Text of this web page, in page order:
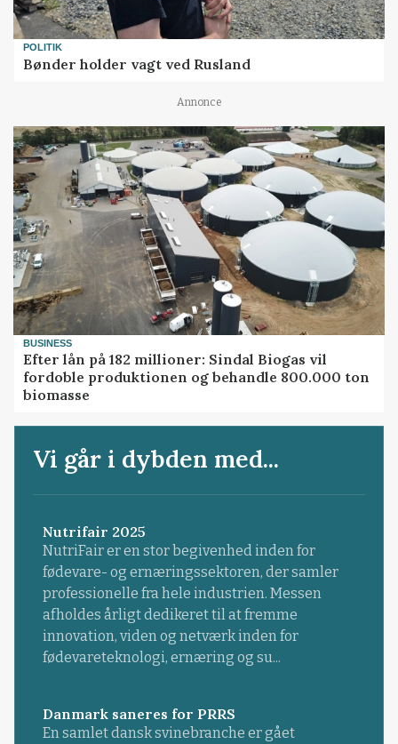
POLITIK
Bønder holder vagt ved Rusland
Annonce
BUSINESS
Efter lån på 182 millioner: Sindal Biogas vil
fordoble produktionen og behandle 800.000 ton
biomasse
Vi går i dybden med...
Nutrifair 2025
NutriFair er en stor begivenhed inden for
fødevare- og ernæringssektoren, der samler
professionelle fra hele industrien. Messen
afholdes årligt dedikeret til at fremme
innovation, viden og netværk inden for
fødevareteknologi, ernæring og su...
Danmark saneres for PRRS
En samlet dansk svinebranche er gået